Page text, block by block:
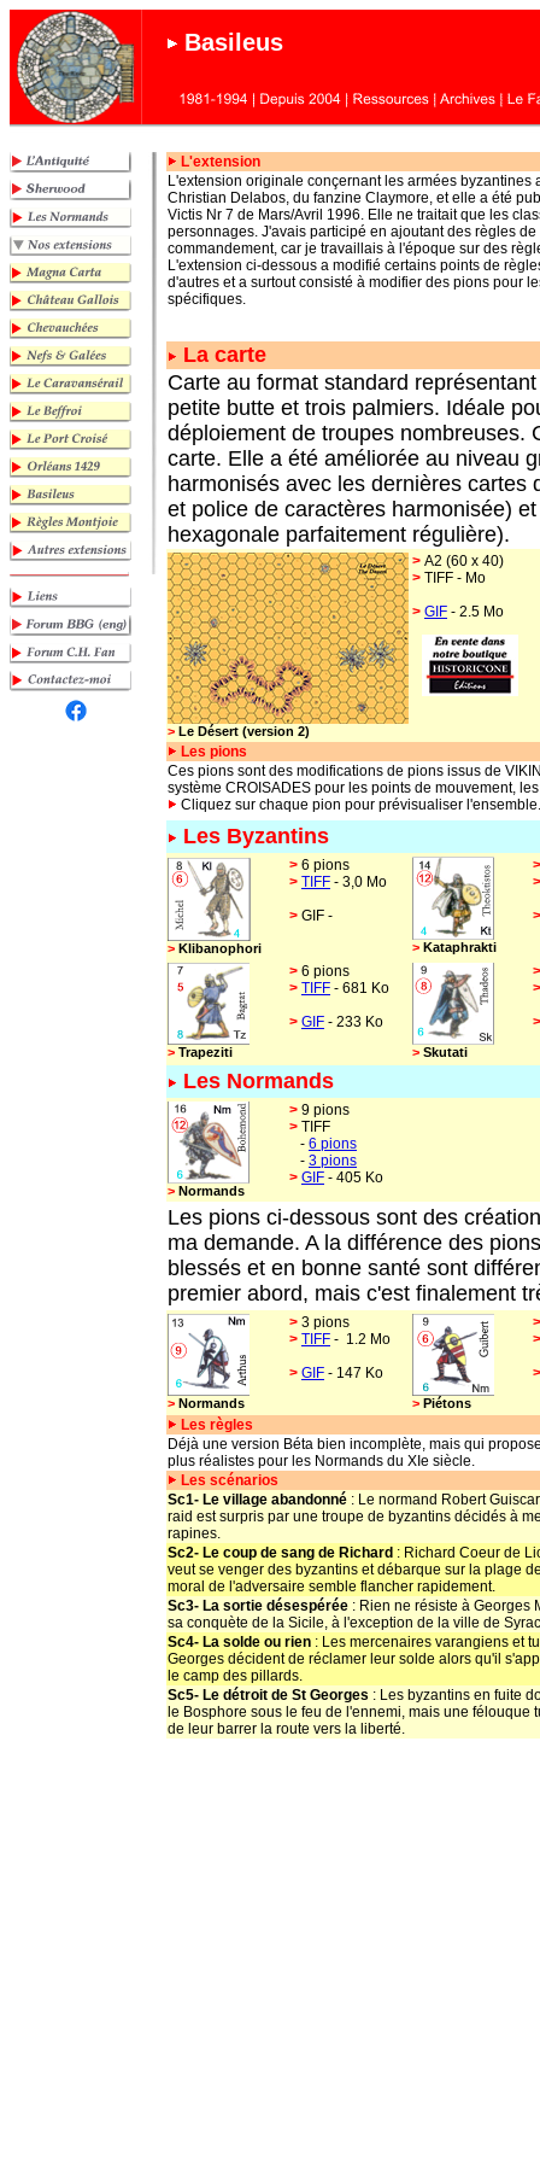
Basileus
L'extension
L'extension originale conçernant les armées byzantines
Christian Delabos, du fanzine Claymore, et elle a été
Victis Nr 7 de Mars/Avril 1996. Elle ne traitait que les
personnages. J'avais participé en ajoutant des règles de
commandement, car je travaillais à l'époque sur des
L'extension ci-dessous a modifié certains points de
d'autres et a surtout consisté à modifier des pions pour
spécifiques.
La carte
Carte au format standard
petite butte et trois palmiers. Idéale
déploiement de troupes nombreuses.
carte. Elle a été améliorée au niveau
harmonisés avec les dernières
et police de caractères harmonisée)
hexagonale parfaitement régulière).
> Le Désert (version 2)
> A2 (60 x 40)
> TIFF - Mo
> GIF - 2.5 Mo
Les pions
Ces pions sont des modifications de pions issus de
système CROISADES pour les points de mouvement,
Cliquez sur chaque pion pour prévisualiser l'ensemble.
Les Byzantins
> Klibanophori
> 6 pions
> TIFF - 3,0 Mo
> GIF -
> Kataphrakti
> Trapeziti
> 6 pions
> TIFF - 681 Ko
> GIF - 233 Ko
> Skutati
Les Normands
> Normands
> 9 pions
> TIFF
- 6 pions
- 3 pions
> GIF - 405 Ko
Les pions ci-dessous sont des
ma demande. A la différence des
blessés et en bonne santé sont
premier abord, mais c'est finalement
> Normands
> 3 pions
> TIFF - 1.2 Mo
> GIF - 147 Ko
> Piétons
Les règles
Déjà une version Béta bien incomplète, mais qui
plus réalistes pour les Normands du XIe siècle.
Les scénarios
Sc1- Le village abandonné : Le normand Robert
raid est surpris par une troupe de byzantins décidés à
rapines.
Sc2- Le coup de sang de Richard : Richard Coeur de
veut se venger des byzantins et débarque sur la plage
moral de l'adversaire semble flancher rapidement.
Sc3- La sortie désespérée : Rien ne résiste à Georges
sa conquète de la Sicile, à l'exception de la ville de
Sc4- La solde ou rien : Les mercenaires varangiens et
Georges décident de réclamer leur solde alors qu'il
le camp des pillards.
Sc5- Le détroit de St Georges : Les byzantins en fuite
le Bosphore sous le feu de l'ennemi, mais une félouque
de leur barrer la route vers la liberté.